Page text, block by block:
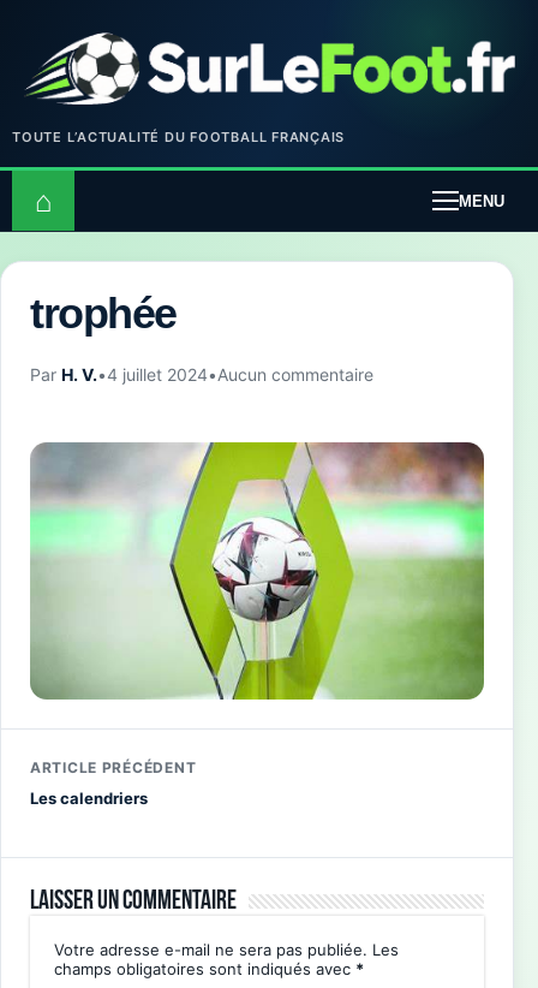
TOUTE L’ACTUALITÉ DU FOOTBALL FRANÇAIS
⌂ MENU
trophée
Par H. V.•4 juillet 2024•Aucun commentaire
ARTICLE PRÉCÉDENT
Les calendriers
Laisser un commentaire
Votre adresse e-mail ne sera pas publiée. Les
champs obligatoires sont indiqués avec *